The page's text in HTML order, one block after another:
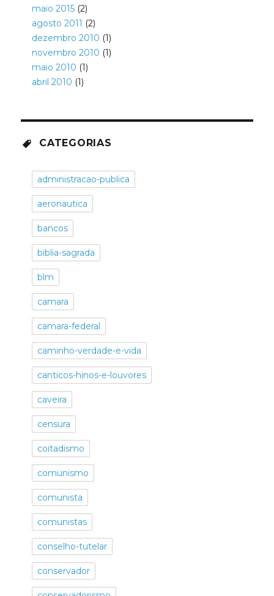
maio 2015(2)
agosto 2011 (2)
dezembro 2010 (1)
novembro 2010 (1)
maio 2010 (1)
abril 2010 (1)
CATEGORIAS
administracao-publica
aeronautica
bancos
biblia-sagrada
blm
camara
camara-federal
caminho-verdade-e-vida
canticos-hinos-e-louvores
caveira
censura
coitadismo
comunismo
comunista
comunistas
conselho-tutelar
conservador